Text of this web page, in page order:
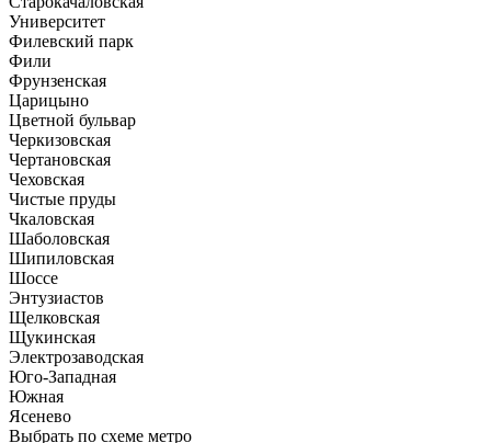
Университет
Филевский парк
Фили
Фрунзенская
Царицыно
Цветной бульвар
Черкизовская
Чертановская
Чеховская
Чистые пруды
Чкаловская
Шаболовская
Шипиловская
Шоссе
Энтузиастов
Щелковская
Щукинская
Электрозаводская
Юго-Западная
Южная
Ясенево
Выбрать по схеме метро